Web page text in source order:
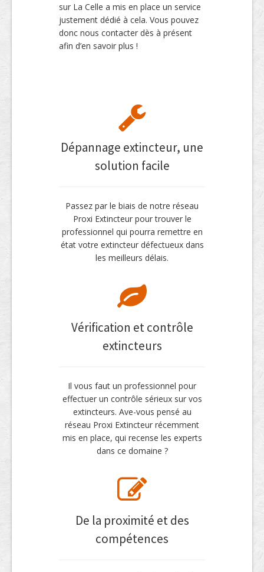
sur La Celle a mis en place un service
justement dédié à cela. Vous pouvez
donc nous contacter dès à présent
afin d’en savoir plus !
Dépannage extincteur, une
solution facile
Passez par le biais de notre réseau
Proxi Extincteur pour trouver le
professionnel qui pourra remettre en
état votre extincteur défectueux dans
les meilleurs délais.
Vérification et contrôle
extincteurs
Il vous faut un professionnel pour
effectuer un contrôle sérieux sur vos
extincteurs. Ave-vous pensé au
réseau Proxi Extincteur récemment
mis en place, qui recense les experts
dans ce domaine ?
De la proximité et des
compétences